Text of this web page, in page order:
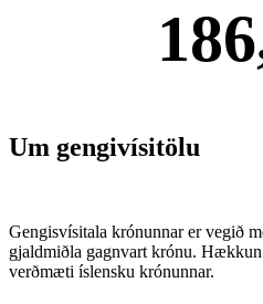
Um gengivísitölu
Gengisvísitala krónunnar er vegið
gjaldmiðla gagnvart krónu.
verðmæti íslensku krónunnar.